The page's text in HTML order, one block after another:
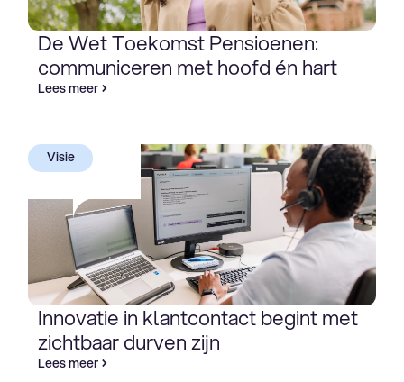
De Wet Toekomst Pensioenen:
communiceren met hoofd én hart
Lees meer
Visie
Innovatie in klantcontact begint met
zichtbaar durven zijn
Lees meer